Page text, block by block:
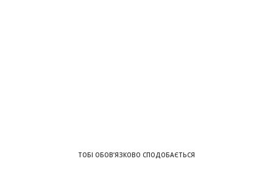
ТОБІ ОБОВ’ЯЗКОВО СПОДОБАЄТЬСЯ